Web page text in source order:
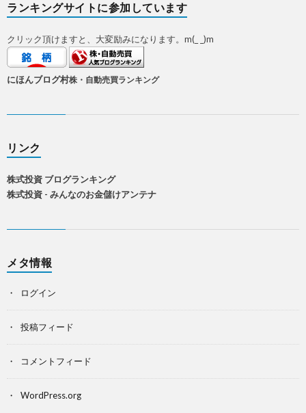
ランキングサイトに参加しています
クリック頂けますと、大変励みになります。m(_ _)m
にほんブログ村株・自動売買ランキング
リンク
株式投資 ブログランキング
株式投資 - みんなのお金儲けアンテナ
メタ情報
ログイン
投稿フィード
コメントフィード
WordPress.org